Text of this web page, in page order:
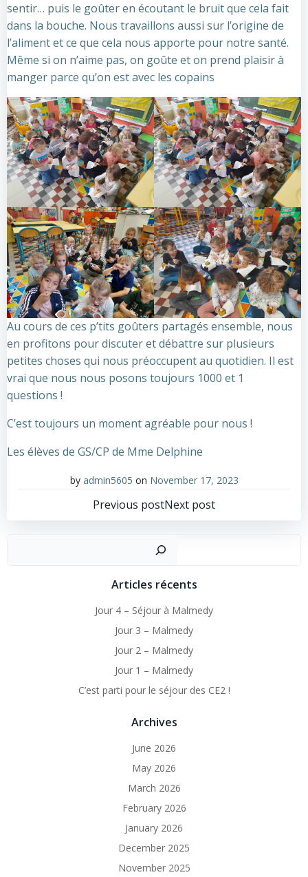
sentir… puis le goûter en écoutant le bruit que cela fait
dans la bouche. Nous travaillons aussi sur l’origine de
l’aliment et ce que cela nous apporte pour notre santé.
Même si on n’aime pas, on goûte et on prend plaisir à
manger parce qu’on est avec les copains
Au cours de ces p’tits goûters partagés ensemble, nous
en profitons pour discuter et débattre sur plusieurs
petites choses qui nous préoccupent au quotidien. Il est
vrai que nous nous posons toujours 1000 et 1
questions !
C’est toujours un moment agréable pour nous !
Les élèves de GS/CP de Mme Delphine
by admin5605 on November 17, 2023
Post
navigation
Previous postPost
navigation
Next post
Articles récents
Jour 4 – Séjour à Malmedy
Jour 3 – Malmedy
Jour 2 – Malmedy
Jour 1 – Malmedy
C’est parti pour le séjour des CE2 !
Archives
June 2026
May 2026
March 2026
February 2026
January 2026
December 2025
November 2025